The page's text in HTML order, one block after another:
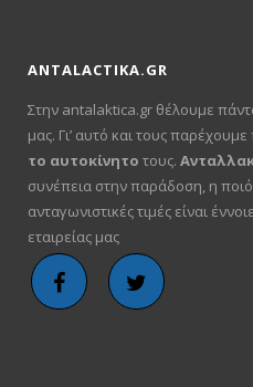
ANTALACTIKA.GR
Στην antalaktica.gr θέλουμε
μας. Γι’ αυτό και τους παρέχουμε
το αυτοκίνητο τους.
συνέπεια στην παράδοση, η
ανταγωνιστικές τιμές είναι
εταιρείας μας